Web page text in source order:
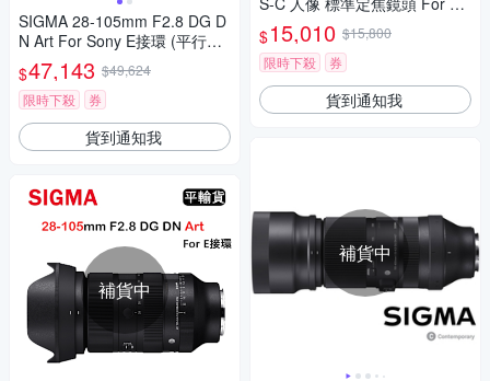
SIGMA 28-105mm F2.8 DG D
N Art For Sony E接環 (平行輸
入) 送UV保護鏡+吹球清潔組
$47,143 $49,624
限時下殺
券
貨到通知我
補貨中
NY E-mount (公司貨)
$15,010 $15,800
限時下殺
券
貨到通知我
補貨中